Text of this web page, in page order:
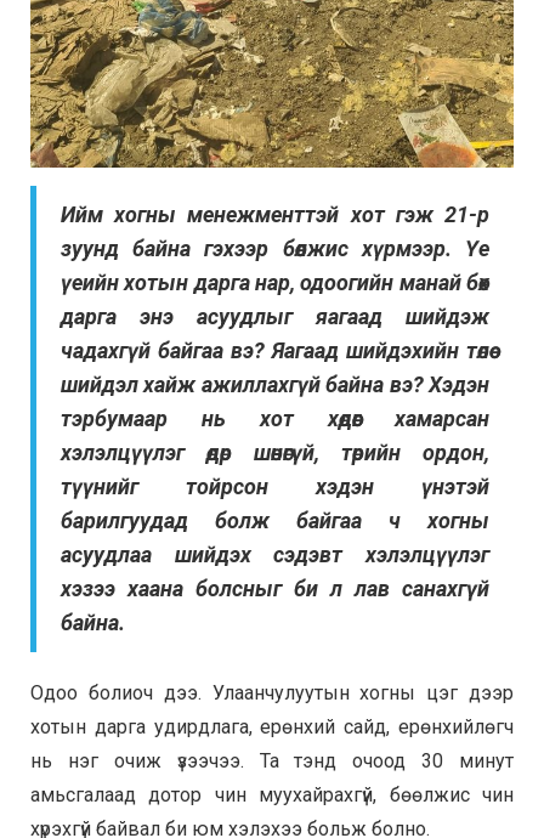
Ийм хогны менежменттэй хот гэж 21-р
зуунд байна гэхээр бөөлжис хүрмээр. Үе
үеийн хотын дарга нар, одоогийн манай бөх
дарга энэ асуудлыг яагаад шийдэж
чадахгүй байгаа вэ? Яагаад шийдэхийн төлөө
шийдэл хайж ажиллахгүй байна вэ? Хэдэн
тэрбумаар нь хот хөдөөг хамарсан
хэлэлцүүлэг өдөр шөнөгүй, төрийн ордон,
түүнийг тойрсон хэдэн үнэтэй
барилгуудад болж байгаа ч хогны
асуудлаа шийдэх сэдэвт хэлэлцүүлэг
хэзээ хаана болсныг би л лав санахгүй
байна.
Одоо болиоч дээ. Улаанчулуутын хогны цэг дээр
хотын дарга удирдлага, ерөнхий сайд, ерөнхийлөгч
нь нэг очиж үзээчээ. Та тэнд очоод 30 минут
амьсгалаад дотор чин муухайрахгүй, бөөлжис чин
хүрэхгүй байвал би юм хэлэхээ больж болно.